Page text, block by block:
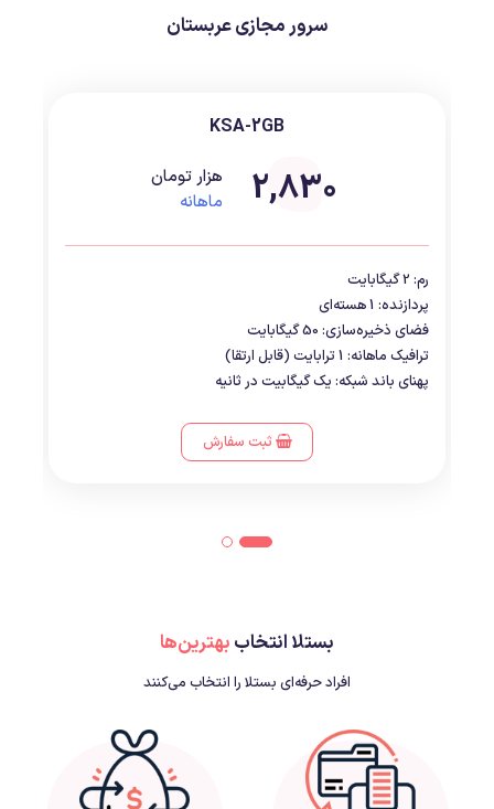
سرور مجازی عربستان
KSA-2GB
2,830
هزار تومان
ماهانه
رم: 2 گیگابایت
پردازنده: 1 هسته‌ای
فضای ذخیره‌سازی: 50 گیگابایت
ترافیک ماهانه: 1 ترابایت (قابل ارتقا)
پهنای باند شبکه: یک گیگابیت در ثانیه
ثبت سفارش
بستلا انتخاببهترین‌ها
افراد حرفه‌ای بستلا را انتخاب می‌کنند